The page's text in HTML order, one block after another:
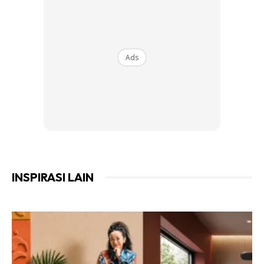
RUANG PENYIMPANAN PRAKTIKAL
Ads
INSPIRASI LAIN